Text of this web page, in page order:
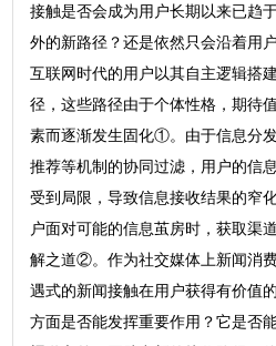
接触是否会成为用户长期以来已趋
外的新路径？还是依然只会沿着用
互联网时代的用户以其自主逻辑搭
径，这些路径由于个体性格，期待
素而逐渐发生固化①。由于信息分
推荐等机制的协同过滤，用户的信
受到局限，导致信息接收结果的窄
户面对可能的信息茧房时，获取渠
解之道②。作为社交媒体上新闻消
遇式的新闻接触在用户获得有价值
方面是否能发挥重要作用？它是否